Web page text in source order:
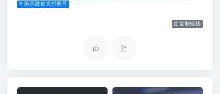
# 购买微信支付账号
复制链接